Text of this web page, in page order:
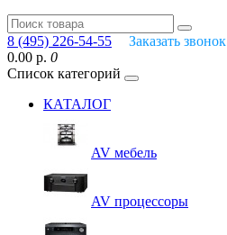
8 (495) 226-54-55
Заказать звонок
0.00 р. 0
Список категорий
КАТАЛОГ
AV мебель
AV процессоры